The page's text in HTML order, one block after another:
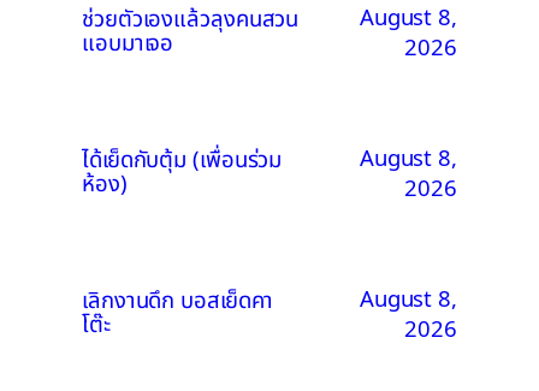
ช่วยตัวเองแล้วลุงคนสวน
แอบมาเจอ
August 8,
2026
ได้เย็ดกับตุ้ม (เพื่อนร่วม
ห้อง)
August 8,
2026
เลิกงานดึก บอสเย็ดคา
โต๊ะ
August 8,
2026